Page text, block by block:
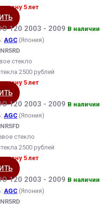
5 лет
120 2003 - 2009 В наличии
AGC (Япония)
стекло
2500 рублей
5 лет
120 2003 - 2009 В наличии
AGC (Япония)
стекло
2500 рублей
5 лет
120 2003 - 2009 В наличии
AGC (Япония)